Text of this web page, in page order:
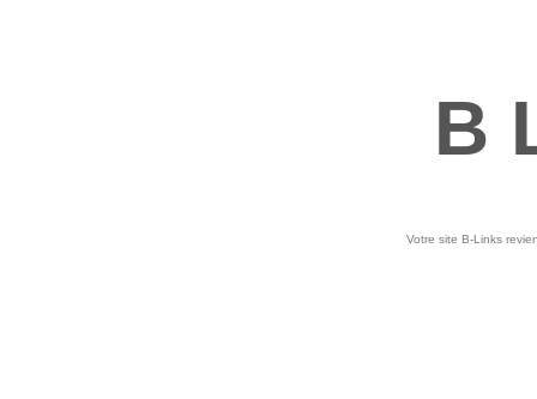
B
Votre site B-Links